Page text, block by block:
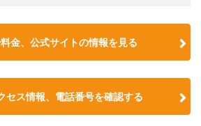
金、公式サイトの情報を見る
セス情報、電話番号を確認する